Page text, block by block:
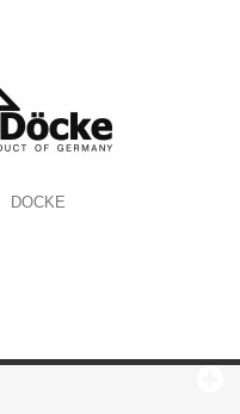
DOCKE